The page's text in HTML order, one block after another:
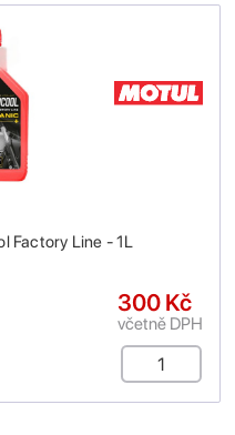
Factory Line - 1L
300 Kč
včetně DPH